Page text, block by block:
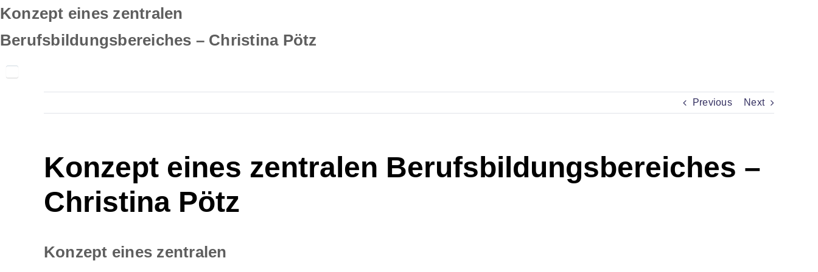
Skip
content
Konzept eines zentralen
Berufsbildungsbereiches – Christina Pötz
Previous Next
Konzept eines zentralen Berufsbildungsbereiches –
Christina Pötz
Konzept eines zentralen